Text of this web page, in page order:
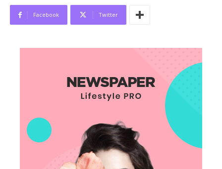
Facebook Twitter